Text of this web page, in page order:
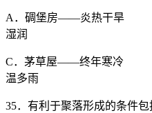
A．碉堡房——炎热
湿润
C．茅草屋——终年
温多雨
35．有利于聚落形成的条件